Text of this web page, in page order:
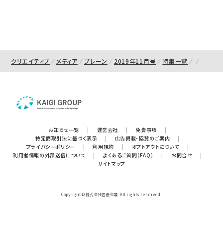
クリエイティブ メディア ブレーン 2019年11月号 特集一覧
お知らせ一覧 | 運営会社 | 免責事項
|
特定商取引法に基づく表示
| 広告掲載・協賛のご案内
|
プライバシーポリシー
| 利用規約 | オプトアウトについて
|
利用者情報の外部送信について
| よくあるご質問（FAQ） | お問合せ
|
サイトマップ
Copyright © 株式会社宣伝会議. All rights reserved.